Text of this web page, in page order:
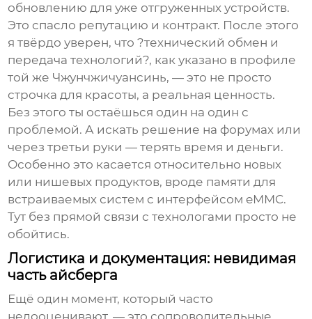
обновлению для уже отгруженных устройств.
Это спасло репутацию и контракт. После этого
я твёрдо уверен, что ?технический обмен и
передача технологий?, как указано в профиле
той же Чжунчжичуансинь, — это не просто
строчка для красоты, а реальная ценность.
Без этого ты остаёшься один на один с
проблемой. А искать решение на форумах или
через третьи руки — терять время и деньги.
Особенно это касается относительно новых
или нишевых продуктов, вроде памяти для
встраиваемых систем с интерфейсом eMMC.
Тут без прямой связи с технологами просто не
обойтись.
Логистика и документация: невидимая
часть айсберга
Ещё один момент, который часто